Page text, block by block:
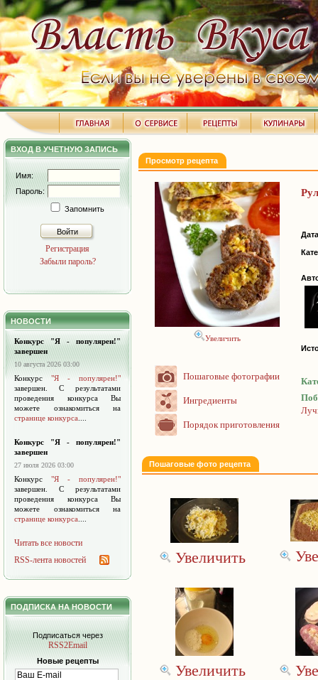
ВХОД В УЧЕТНУЮ ЗАПИСЬ
Имя:
Пароль:
Запомнить
Войти
Регистрация
Забыли пароль?
НОВОСТИ
Конкурс "Я - популярен!"
завершен
10 августа 2026 03:00
Конкурс "Я - популярен!"
завершен. С результатами
проведения конкурса Вы
можете ознакомиться на
странице конкурса
Конкурс "Я - популярен!"
завершен
27 июля 2026 03:00
Конкурс "Я - популярен!"
завершен. С результатами
проведения конкурса Вы
можете ознакомиться на
странице конкурса
Читать все новости
RSS-лента новостей
ПОДПИСКА НА НОВОСТИ
Подписаться через
RSS2Email
Новые рецепты
Просмотр рецепта
Увеличить
Пошаговые фотографии
Ингредиенты
Порядок приготовления
Пошаговые фото рецепта
Увеличить
Увеличить